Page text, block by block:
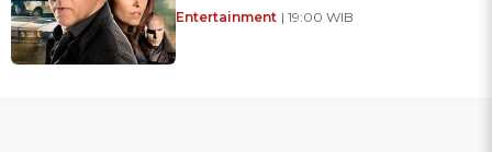
Entertainment | 19:00 WIB